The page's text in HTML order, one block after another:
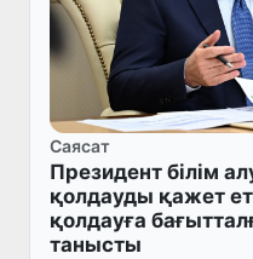
Саясат
Президент білім
қолдауды қажет
қолдауға
танысты